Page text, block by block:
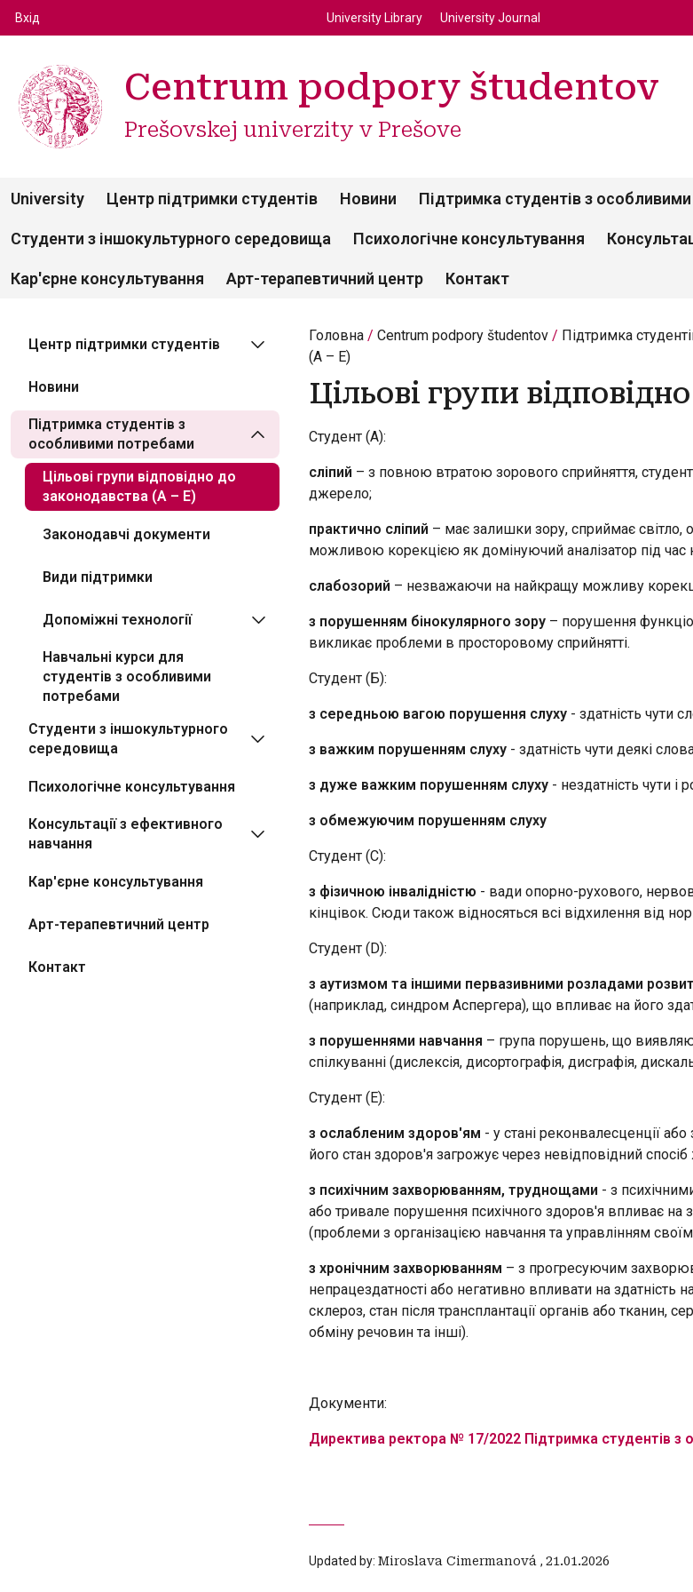
Používateľské menu
Вхід Top menu
University Library University Journal
Centrum podpory študentov
Prešovskej univerzity v Prešove
University Центр підтримки студентів Новини Підтримка студентів з
Студенти з іншокультурного середовища Психологічне консультування
Кар'єрне консультування Арт-терапевтичний центр Контакт
Головна Centrum podpory študentov Підтримка
(A – E)
Цільові групи
Студент (А):
сліпий – з повною втратою зорового сприйняття,
джерело;
практично сліпий – має залишки зору, сприймає світло,
можливою корекцією як домінуючий аналізатор під час
слабозорий – незважаючи на найкращу можливу
з порушенням бінокулярного зору – порушення
викликає проблеми в просторовому сприйнятті.
Студент (Б):
з середньою вагою порушення слуху - здатність чути
з важким порушенням слуху - здатність чути деякі
з дуже важким порушенням слуху - нездатність чути і
з обмежуючим порушенням слуху
Студент (C):
з фізичною інвалідністю - вади опорно-рухового,
кінцівок. Сюди також відносяться всі відхилення від
Студент (D):
з аутизмом та іншими первазивними розладами
(наприклад, синдром Аспергера), що впливає на його
з порушеннями навчання – група порушень, що
спілкуванні (дислексія, дисортографія, дисграфія,
Студент (E):
з ослабленим здоров'ям - у стані реконвалесценції
його стан здоров'я загрожує через невідповідний спосіб
з психічним захворюванням, труднощами - з
або тривале порушення психічного здоров'я впливає на
(проблеми з організацією навчання та управлінням
з хронічним захворюванням – з прогресуючим
непрацездатності або негативно впливати на здатність
склероз, стан після трансплантації органів або
обміну речовин та інші).
Документи:
Директива ректора № 17/2022 Підтримка студентів з
Updated by: Miroslava Cimermanová , 21.01.2026
Центр підтримки студентів
Новини
Підтримка студентів з
особливими потребами
Цільові групи відповідно до
законодавства (A – E)
Законодавчі документи
Види підтримки
Допоміжні технології
Навчальні курси для
студентів з особливими
потребами
Студенти з іншокультурного
середовища
Психологічне консультування
Консультації з ефективного
навчання
Кар'єрне консультування
Арт-терапевтичний центр
Контакт